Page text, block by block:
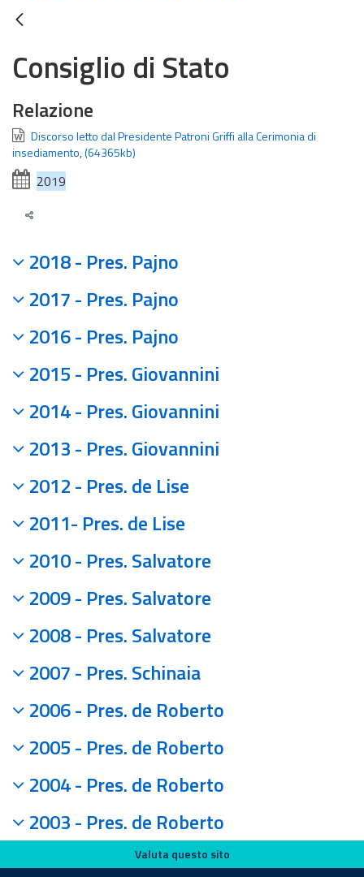
Consiglio di Stato
Relazione
Discorso letto dal Presidente Patroni Griffi alla Cerimonia di
insediamento,(64365kb)
2019
2018 - Pres. Pajno
2017 - Pres. Pajno
2016 - Pres. Pajno
2015 - Pres. Giovannini
2014 - Pres. Giovannini
2013 - Pres. Giovannini
2012 - Pres. de Lise
2011- Pres. de Lise
2010 - Pres. Salvatore
2009 - Pres. Salvatore
2008 - Pres. Salvatore
2007 - Pres. Schinaia
2006 - Pres. de Roberto
2005 - Pres. de Roberto
2004 - Pres. de Roberto
2003 - Pres. de Roberto
Valuta questo sito
Valuta questo sito